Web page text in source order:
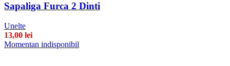
Sapaliga Furca 2 Dinti
Unelte
13,00 lei
Momentan indisponibil